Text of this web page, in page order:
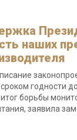
наших
годности
борьбы
заявила